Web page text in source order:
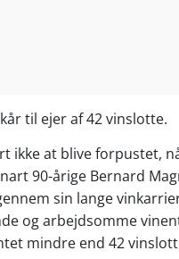
til ejer af 42 vinslotte.
ikke at blive forpustet,
90-årige Bernard
sin lange
og arbejdsomme
mindre end 42